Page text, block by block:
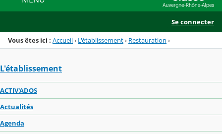
Se connecter
Vous êtes ici : Accueil› L'établissement› Restauration ›
L'établissement
ACTIV'ADOS
Actualités
Agenda